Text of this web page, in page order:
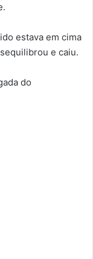
estava em cima
e caiu.
do